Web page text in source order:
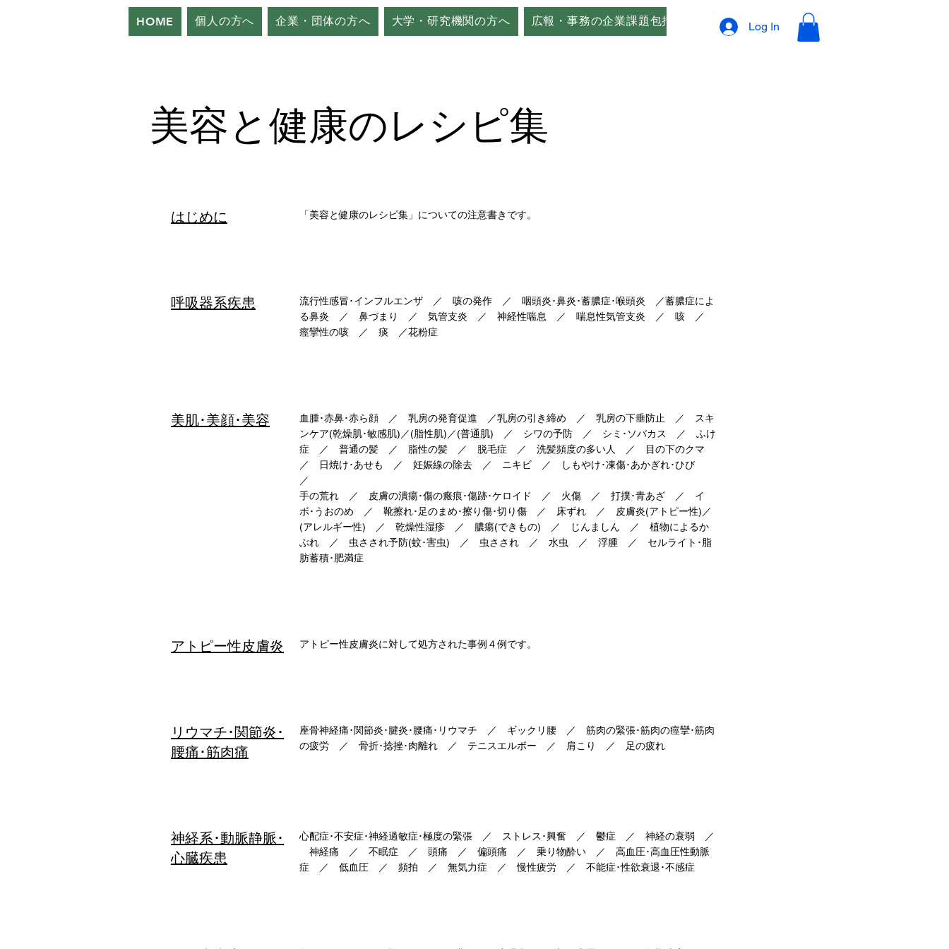
HOME 個人の方へ 企業・団体の方へ 大学・研究機関の方へ 広報・事務の企業課題包括支援 オリジナルブレンド精油 ご相談窓口
Log In
美容と健康のレシピ集
​はじめに 「美容と健康のレシピ集」についての注意書きです。
呼吸器系疾患
流行性感冒･インフルエンザ ／ 咳の発作 ／ 咽頭炎･鼻炎･蓄膿症･喉頭炎 ／蓄膿症によ
る鼻炎 ／ 鼻づまり ／ 気管支炎 ／ 神経性喘息 ／ 喘息性気管支炎 ／ 咳 ／
痙攣性の咳 ／ 痰 ／花粉症
美肌･美顔･美容
血腫･赤鼻･赤ら顔 ／ 乳房の発育促進 ／乳房の引き締め ／ 乳房の下垂防止 ／ スキ
ンケア(乾燥肌･敏感肌)／(脂性肌)／(普通肌) ／ シワの予防 ／ シミ･ソバカス ／ ふけ
症 ／ 普通の髪 ／ 脂性の髪 ／ 脱毛症 ／ 洗髪頻度の多い人 ／ 目の下のクマ
／ 日焼け･あせも ／ 妊娠線の除去 ／ ニキビ ／ しもやけ･凍傷･あかぎれ･ひび
／
手の荒れ ／ 皮膚の潰瘍･傷の瘢痕･傷跡･ケロイド ／ 火傷 ／ 打撲･青あざ ／ イ
ボ･うおのめ ／ 靴擦れ･足のまめ･擦り傷･切り傷 ／ 床ずれ ／ 皮膚炎(アトピー性)／
(アレルギー性) ／ 乾燥性湿疹 ／ 膿瘍(できもの) ／ じんましん ／ 植物によるか
ぶれ ／ 虫さされ予防(蚊･害虫) ／ 虫さされ ／ 水虫 ／ 浮腫 ／ セルライト･脂
肪蓄積･肥満症
アトピー性皮膚炎 ​アトピー性皮膚炎に対して処方された事例４例です。
リウマチ･関節炎･
腰痛･筋肉痛
座骨神経痛･関節炎･腱炎･腰痛･リウマチ ／ ギックリ腰 ／ 筋肉の緊張･筋肉の痙攣･筋肉
の疲労 ／ 骨折･捻挫･肉離れ ／ テニスエルボー ／ 肩こり ／ 足の疲れ
神経系･動脈静脈･
心臓疾患
心配症･不安症･神経過敏症･極度の緊張 ／ ストレス･興奮 ／ 鬱症 ／ 神経の衰弱 ／
神経痛 ／ 不眠症 ／ 頭痛 ／ 偏頭痛 ／ 乗り物酔い ／ 高血圧･高血圧性動脈
症 ／ 低血圧 ／ 頻拍 ／ 無気力症 ／ 慢性疲労 ／ 不能症･性欲衰退･不感症